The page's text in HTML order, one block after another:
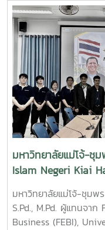
Administration,
NCBAIM 2026)การปร
วิชาการ นักวิจัย คณาจ
สนใจ ร่วมเผยแพร่ผลง
และสร้างเครือข่ายคว
ความรู้สู่การประยุกต์ใ
วันที่ 6-7 สิงหาคม
จัดการมหาวิทยาลัยราช
มหาวิทยาลัยแม่โจ้-ชุ
Islam Negeri Kiai
สาธารณรัฐอินโดนีเซี
ระหว่างประเทศ
มหาวิทยาลัยแม่โจ้-ชุมพ
S.Pd., M.Pd. ผู้แทนจา
Business (FEBI),